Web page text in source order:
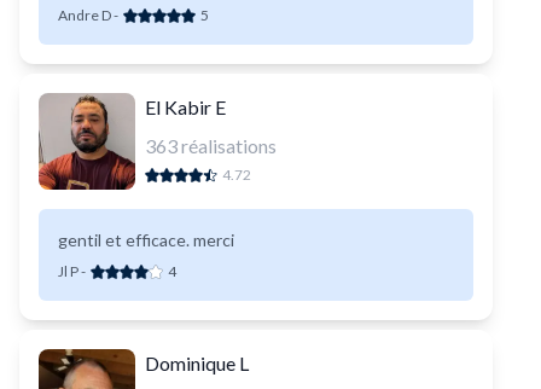
Andre D- 5
El Kabir E
363réalisations
4.72
gentil et efficace. merci
Jl P- 4
Dominique L